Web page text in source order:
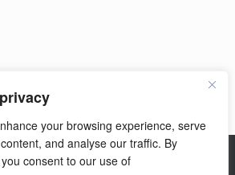
your browsing experience, serve
and analyse our traffic. By
consent to our use of
|Informativa sui cookie